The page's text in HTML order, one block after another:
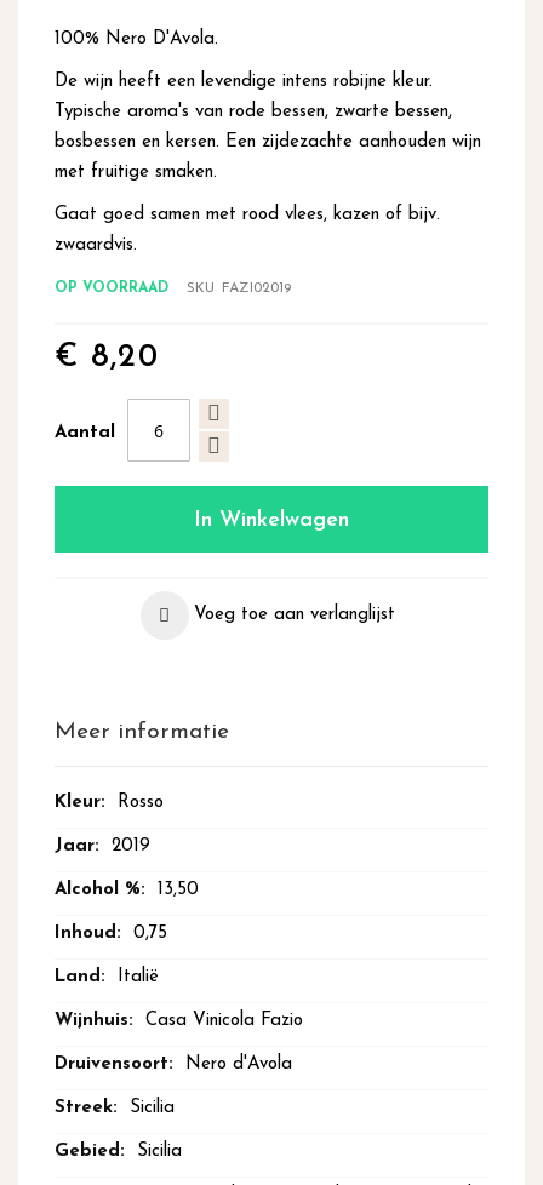
afbeeldingen-
100% Nero D'Avola.
De wijn heeft een levendige intens robijne kleur.
Typische aroma's van rode bessen, zwarte bessen,
bosbessen en kersen. Een zijdezachte aanhouden wijn
met fruitige smaken.
Gaat goed samen met rood vlees, kazen of bijv.
zwaardvis.
OP VOORRAAD SKU FAZI02019
€ 8,20
Aantal
In Winkelwagen
Voeg toe aan verlanglijst
Meer informatie
Meer
Rosso
2019
13,50
0,75
Italië
Casa Vinicola Fazio
Nero d'Avola
Sicilia
Sicilia